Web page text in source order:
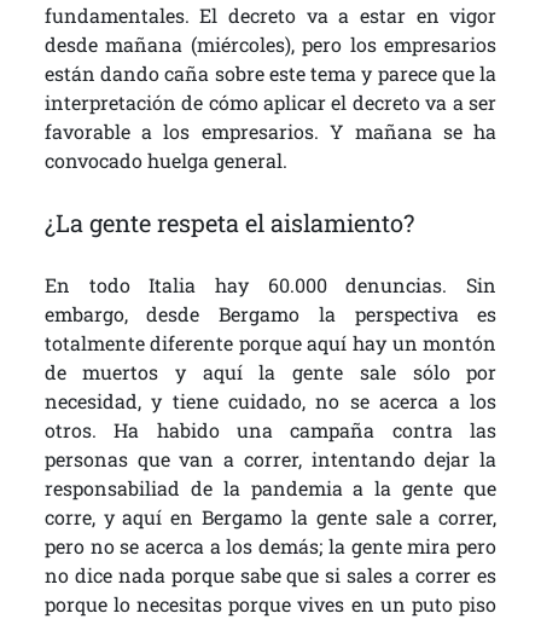
fundamentales. El decreto va a estar en vigor
desde mañana (miércoles), pero los empresarios
están dando caña sobre este tema y parece que la
interpretación de cómo aplicar el decreto va a ser
favorable a los empresarios. Y mañana se ha
convocado huelga general.
¿La gente respeta el aislamiento?
En todo Italia hay 60.000 denuncias. Sin
embargo, desde Bergamo la perspectiva es
totalmente diferente porque aquí hay un montón
de muertos y aquí la gente sale sólo por
necesidad, y tiene cuidado, no se acerca a los
otros. Ha habido una campaña contra las
personas que van a correr, intentando dejar la
responsabiliad de la pandemia a la gente que
corre, y aquí en Bergamo la gente sale a correr,
pero no se acerca a los demás; la gente mira pero
no dice nada porque sabe que si sales a correr es
porque lo necesitas porque vives en un puto piso